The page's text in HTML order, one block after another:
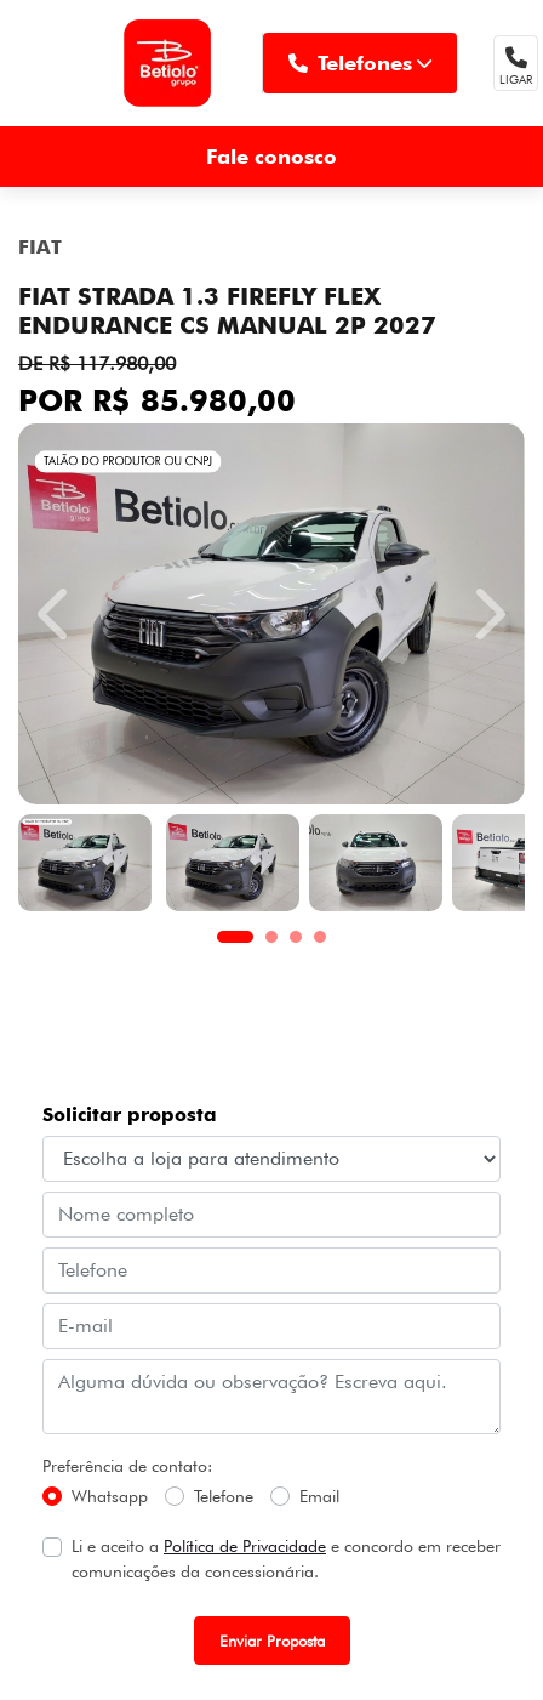
Telefones
LIGAR
Fale conosco
FIAT
FIAT STRADA 1.3 FIREFLY FLEX
ENDURANCE CS MANUAL 2P 2027
DE R$ 117.980,00
POR R$ 85.980,00
Previous Next
Solicitar proposta
Preferência de contato:
Whatsapp
Telefone Email
Li e aceito a Política de Privacidade e concordo em receber
comunicações da concessionária.
Enviar Proposta